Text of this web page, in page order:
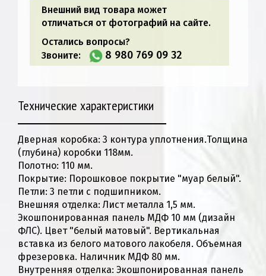
Внешний вид товара может
отличаться от фотографий на сайте.
Остались вопросы?
Звоните:
8 980 769 09 32
Технические характеристики
Дверная коробка: 3 контура уплотнения.Толщина
(глубина) коробки 118мм.
Полотно: 110 мм.
Покрытие: Порошковое покрытие "муар белый".
Петли: 3 петли с подшипником.
Внешняя отделка: Лист металла 1,5 мм.
Экошпонированная панель МДФ 10 мм (дизайн
ФЛС). Цвет "белый матовый". Вертикальная
вставка из белого матового лакобеля. Объемная
фрезеровка. Наличник МДФ 80 мм.
Внутренняя отделка: Экошпонированная панель